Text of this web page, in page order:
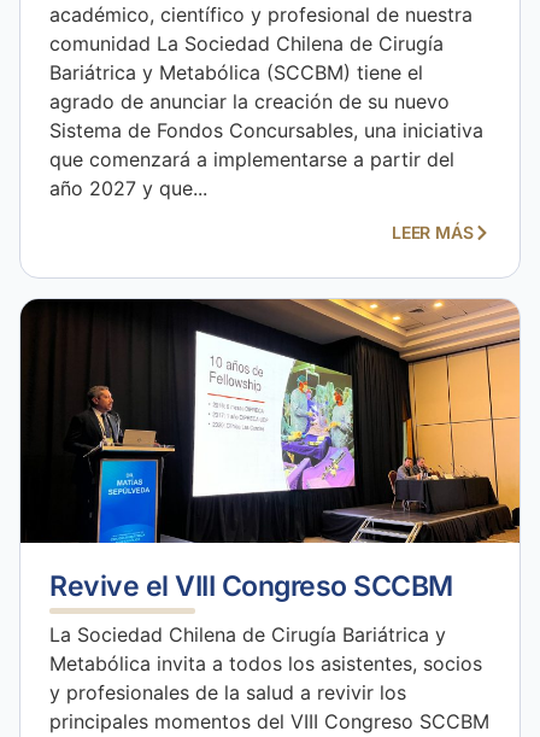
académico, científico y profesional de nuestra
comunidad La Sociedad Chilena de Cirugía
Bariátrica y Metabólica (SCCBM) tiene el
agrado de anunciar la creación de su nuevo
Sistema de Fondos Concursables, una iniciativa
que comenzará a implementarse a partir del
año 2027 y que...
LEER MÁS
Revive el VIII Congreso SCCBM
La Sociedad Chilena de Cirugía Bariátrica y
Metabólica invita a todos los asistentes, socios
y profesionales de la salud a revivir los
principales momentos del VIII Congreso SCCBM